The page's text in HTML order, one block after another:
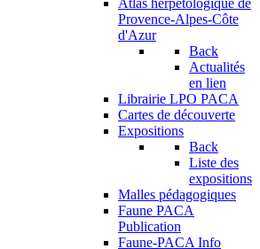
Atlas herpétologique de
Provence-Alpes-Côte
d'Azur
Back
Actualités
en lien
Librairie LPO PACA
Cartes de découverte
Expositions
Back
Liste des
expositions
Malles pédagogiques
Faune PACA
Publication
Faune-PACA Info